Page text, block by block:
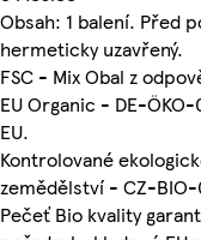
Obsah: 1 balení. Před
hermeticky uzavřený.
FSC - Mix Obal z
EU Organic - DE-
EU.
Kontrolované
zemědělství - CZ-BIO-
Pečeť Bio kvality